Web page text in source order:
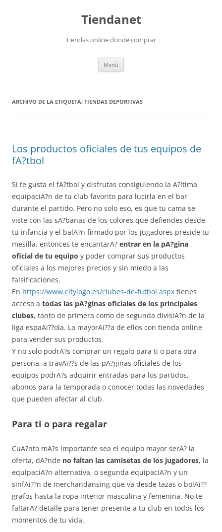
Tiendanet
Tiendas online donde comprar
Menú
ARCHIVO DE LA ETIQUETA: TIENDAS DEPORTIVAS
Los productos oficiales de tus equipos de
fA?tbol
Si te gusta el fA?tbol y disfrutas consiguiendo la A?ltima
equipaciA?n de tu club favorito para lucirla en el bar
durante el partido. Pero no solo eso, es que tu cama se
viste con las sA?banas de los colores que defiendes desde
tu infancia y el balA?n firmado por los jugadores preside tu
mesilla, entonces te encantarA? entrar en la pA?gina
oficial de tu equipo y poder comprar sus productos
oficiales a los mejores precios y sin miedo a las
falsificaciones.
En https://www.citylogo.es/clubes-de-futbol.aspx tienes
acceso a todas las pA?ginas oficiales de los principales
clubes, tanto de primera como de segunda divisiA?n de la
liga espaAi??ola. La mayorAi??a de ellos con tienda online
para vender sus productos.
Y no solo podrA?s comprar un regalo para ti o para otra
persona, a travAi??s de las pA?ginas oficiales de los
equipos podrA?s adquirir entradas para los partidos,
abonos para la temporada o conocer todas las novedades
que pueden afectar al club.
Para ti o para regalar
CuA?nto mA?s importante sea el equipo mayor serA? la
oferta, dA?nde no faltan las camisetas de los jugadores, la
equipaciA?n alternativa, o segunda equipaciA?n y un
sinfAi??n de merchandansing que va desde tazas o bolAi??
grafos hasta la ropa interior masculina y femenina. No te
faltarA? detalle para tener presente a tu club en todos los
momentos de tu vida.